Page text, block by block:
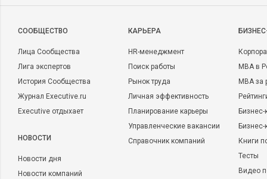
CООБЩЕСТВО
Лица Сообщества
Лига экспертов
История Сообщества
Журнал Executive.ru
Executive отдыхает
НОВОСТИ
Новости дня
Новости компаний
КАРЬЕРА
HR-менеджмент
Поиск работы
Рынок труда
Личная эффективность
Планирование карьеры
Управленческие вакансии
Справочник компаний
MBA в
MBA
Бизнес-
Книги
Тесты
Видео